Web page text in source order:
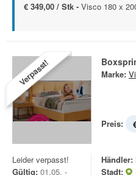
€ 349,00 / Stk - Visco 180 x
Verpasst! Marke:
Preis:
Leider verpasst!
Gültig: 01.05. -
Händler:
Stadt: